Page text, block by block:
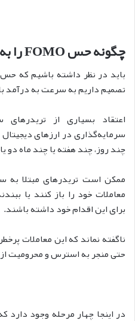
چگونه حس FOMO را به JOMO تبدیل کنیم؟
تصمیم داریم به سرعت به درآمد
اعتقاد بسیاری از
سرمایه‌گذاری در ارزهای
چند روز، چند هفته یا چند ماه دو
معاملات خود را باز کنند یا
برای این اقدام خود داشته باشند.
ناگفته نماند که این معاملات
حتی منجر به استرس و محرومیت
در اینجا چهار مرحله وجود دارد